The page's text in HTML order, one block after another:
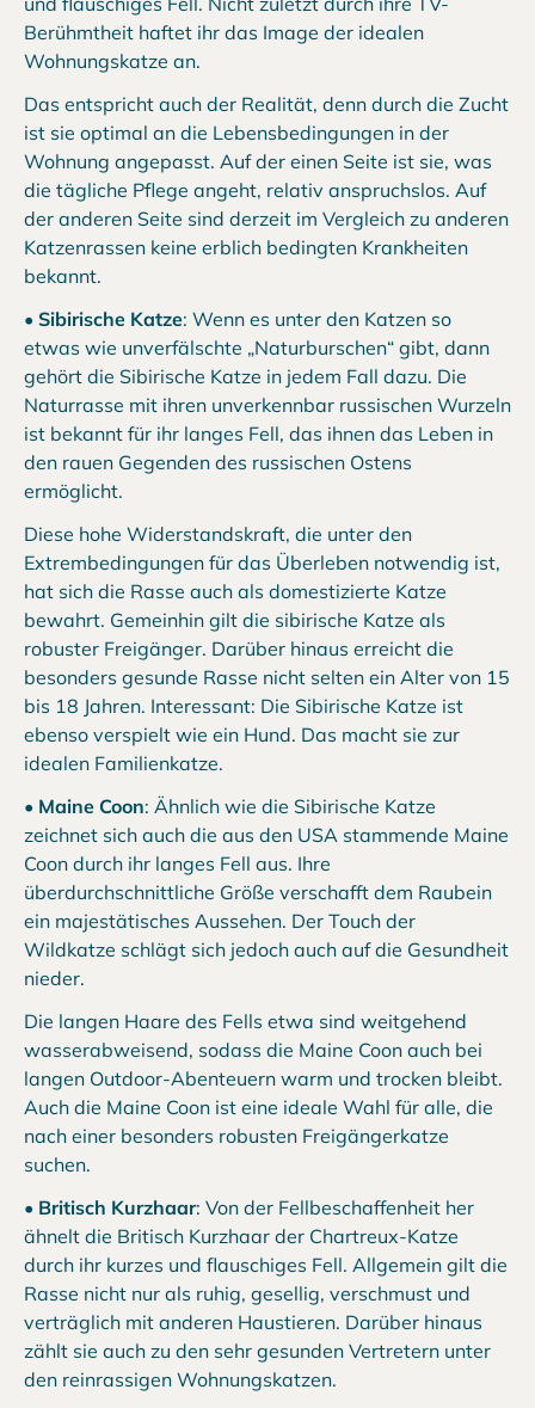
Berühmtheit haftet ihr das Image der idealen
Wohnungskatze an.
Das entspricht auch der Realität, denn durch die Zucht
ist sie optimal an die Lebensbedingungen in der
Wohnung angepasst. Auf der einen Seite ist sie, was
die tägliche Pflege angeht, relativ anspruchslos. Auf
der anderen Seite sind derzeit im Vergleich zu anderen
Katzenrassen keine erblich bedingten Krankheiten
bekannt.
• Sibirische Katze: Wenn es unter den Katzen so
etwas wie unverfälschte „Naturburschen“ gibt, dann
gehört die Sibirische Katze in jedem Fall dazu. Die
Naturrasse mit ihren unverkennbar russischen Wurzeln
ist bekannt für ihr langes Fell, das ihnen das Leben in
den rauen Gegenden des russischen Ostens
ermöglicht.
Diese hohe Widerstandskraft, die unter den
Extrembedingungen für das Überleben notwendig ist,
hat sich die Rasse auch als domestizierte Katze
bewahrt. Gemeinhin gilt die sibirische Katze als
robuster Freigänger. Darüber hinaus erreicht die
besonders gesunde Rasse nicht selten ein Alter von 15
bis 18 Jahren. Interessant: Die Sibirische Katze ist
ebenso verspielt wie ein Hund. Das macht sie zur
idealen Familienkatze.
• Maine Coon: Ähnlich wie die Sibirische Katze
zeichnet sich auch die aus den USA stammende Maine
Coon durch ihr langes Fell aus. Ihre
überdurchschnittliche Größe verschafft dem Raubein
ein majestätisches Aussehen. Der Touch der
Wildkatze schlägt sich jedoch auch auf die Gesundheit
nieder.
Die langen Haare des Fells etwa sind weitgehend
wasserabweisend, sodass die Maine Coon auch bei
langen Outdoor-Abenteuern warm und trocken bleibt.
Auch die Maine Coon ist eine ideale Wahl für alle, die
nach einer besonders robusten Freigängerkatze
suchen.
• Britisch Kurzhaar: Von der Fellbeschaffenheit her
ähnelt die Britisch Kurzhaar der Chartreux-Katze
durch ihr kurzes und flauschiges Fell. Allgemein gilt die
Rasse nicht nur als ruhig, gesellig, verschmust und
verträglich mit anderen Haustieren. Darüber hinaus
zählt sie auch zu den sehr gesunden Vertretern unter
den reinrassigen Wohnungskatzen.